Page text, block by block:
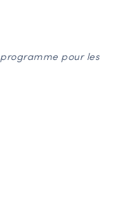
pour les